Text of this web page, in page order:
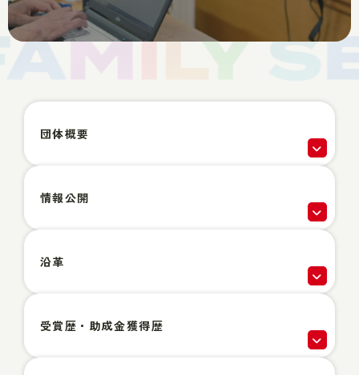
団体概要
情報公開
沿革
受賞歴・助成金獲得歴